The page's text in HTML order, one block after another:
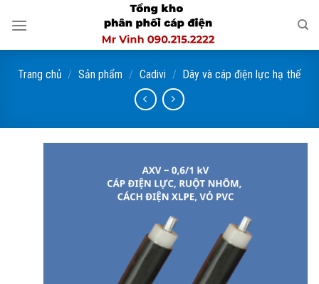
Trang chủ / Sản phẩm / Cadivi / Dây và cáp điện lực hạ thế